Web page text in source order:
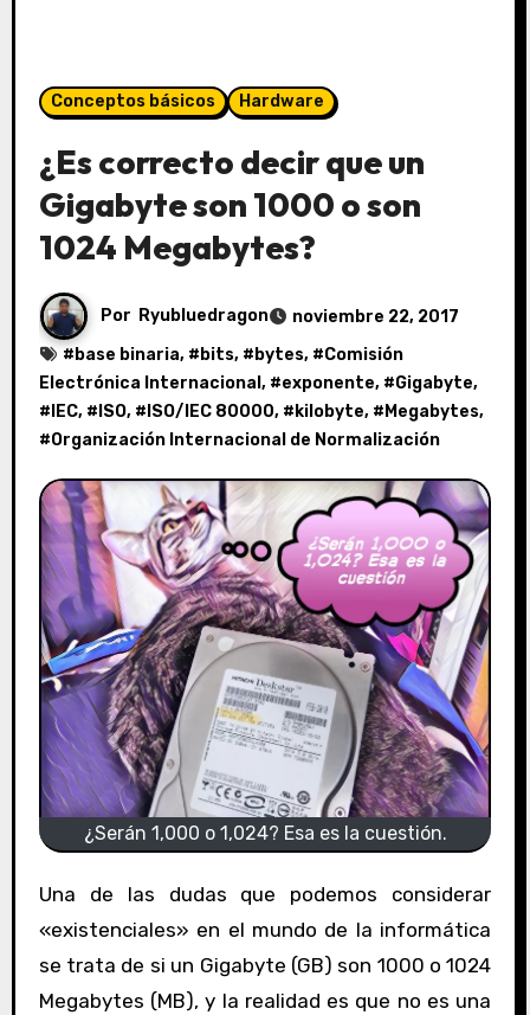
Conceptos básicos Hardware
¿Es correcto decir que un
Gigabyte son 1000 o son
1024 Megabytes?
Por Ryubluedragon
noviembre 22, 2017
# base binaria, # bits, # bytes, #Comisión
Electrónica Internacional , #exponente, #Gigabyte,
# IEC, # ISO, # ISO/IEC 80000, # kilobyte, # Megabytes,
#Organización Internacional de Normalización
¿Serán 1,000 o 1,024? Esa es la cuestión.
Una de las dudas que podemos considerar
«existenciales» en el mundo de la informática
se trata de si un Gigabyte (GB) son 1000 o 1024
Megabytes (MB), y la realidad es que no es una